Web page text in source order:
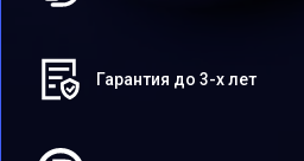
Гарантия до 3-х лет